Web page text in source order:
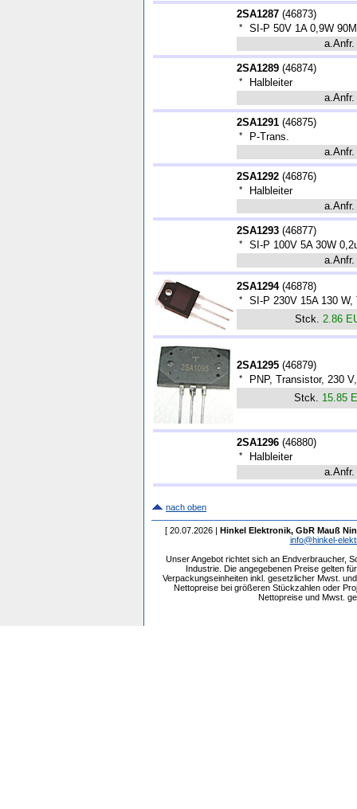
2SA1287 (46873)
*
SI-P 50V 1A 0,9W
a.Anfr.
2SA1289 (46874)
*
Halbleiter
a.Anfr.
2SA1291 (46875)
*
P-Trans.
a.Anfr.
2SA1292 (46876)
*
Halbleiter
a.Anfr.
2SA1293 (46877)
*
SI-P 100V 5A 30W
a.Anfr.
2SA1294(46878)
*
SI-P 230V 15A 130 W,
Stck. 2.86
2SA1295 (46879)
*
PNP, Transistor, 230
Stck. 15.85
2SA1296 (46880)
*
Halbleiter
a.Anfr.
nach oben
[ 20.07.2026 | Hinkel Elektronik, GbR Mauß
info@hinkel-
Unser Angebot richtet sich an Endverbraucher,
Industrie. Die angegebenen Preise gelten
Verpackungseinheiten inkl. gesetzlicher Mwst.
Nettopreise bei größeren Stückzahlen oder
Nettopreise und Mwst.